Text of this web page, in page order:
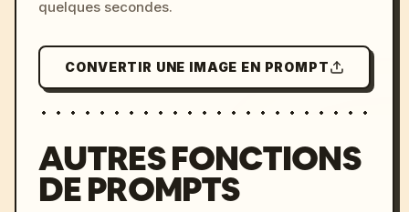
quelques secondes.
CONVERTIR UNE IMAGE EN PROMPT
AUTRES FONCTIONS
DE PROMPTS